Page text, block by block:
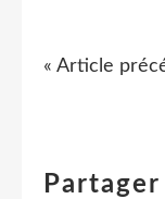
« Article